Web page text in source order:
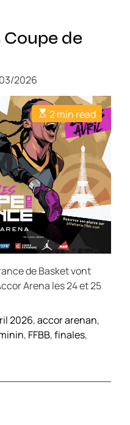
Coupe de
2026
2 min read
de Basket vont
Arena les 24 et 25
2026,accor arenan,
, FFBB,finales,